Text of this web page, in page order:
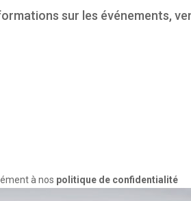
sur les événements,
à nos politique de confidentialité